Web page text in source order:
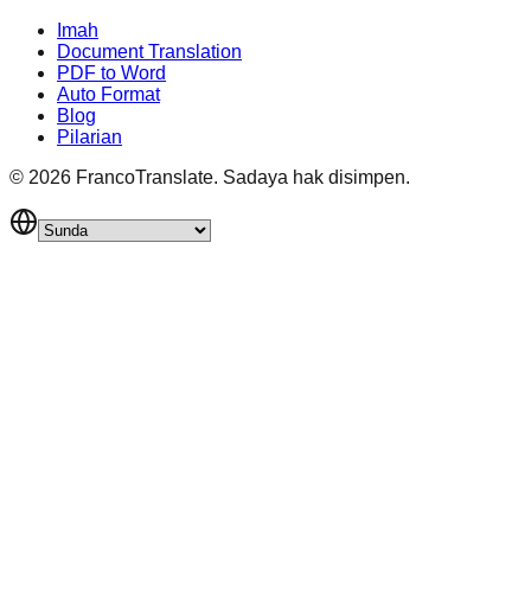
Imah
Document Translation
PDF to Word
Auto Format
Blog
Pilarian
© 2026 FrancoTranslate. Sadaya hak disimpen.